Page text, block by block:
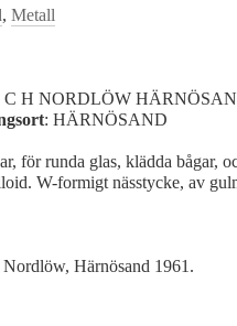
, Metall
C H NORDLÖW
: HÄRNÖSAND
för runda glas, klädda bågar,
W-formigt nässtycke, av
Härnösand 1961.